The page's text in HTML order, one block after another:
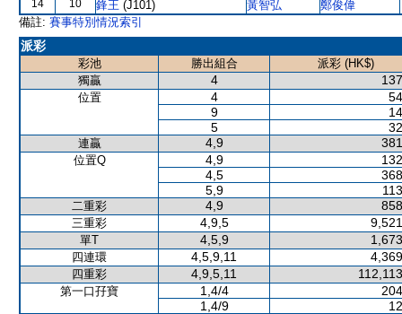
14 10 鋒王 (J101) 黃智弘
鄭俊偉
備註: 賽事特別情況索引
派彩
彩池 勝出組合
派彩 (HK$)
獨贏
4
位置 4
9
5
連贏 4,9
位置Q 4,9
4,5
5,9
二重彩 4,9
三重彩 4,9,5
單T 4,5,9
四連環 4,5,9,11
四重彩 4,9,5,11
第一口孖寶 1,4/4
1,4/9